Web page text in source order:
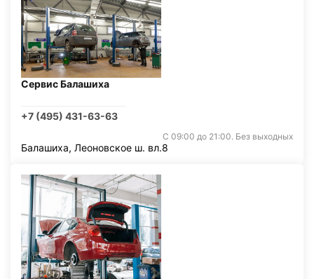
Сервис Балашиха
+7 (495) 431-63-63
С 09:00 до 21:00. Без выходных
Балашиха, Леоновское ш. вл.8